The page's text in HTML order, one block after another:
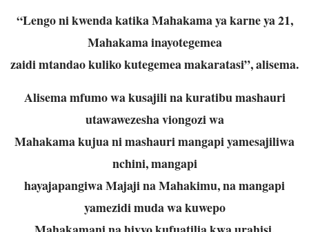
“Lengo ni kwenda katika Mahakama ya karne ya 21,
Mahakama inayotegemea
zaidi mtandao kuliko kutegemea makaratasi”, alisema.
Alisema mfumo wa kusajili na kuratibu mashauri
utawawezesha viongozi wa
Mahakama kujua ni mashauri mangapi yamesajiliwa
nchini, mangapi
hayajapangiwa Majaji na Mahakimu, na mangapi
yamezidi muda wa kuwepo